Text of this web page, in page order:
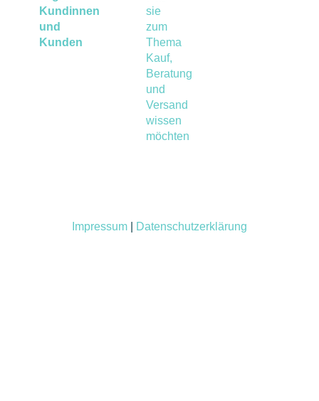
Kundinnen
und
Kunden
sie
zum
Thema
Kauf,
Beratung
und
Versand
wissen
möchten
Impressum Datenschutzerklärung